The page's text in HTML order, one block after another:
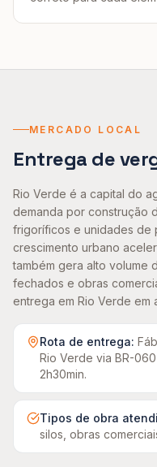
MERCADO LOCAL
Entrega de
Rio Verde é a capital do
demanda por construção
frigoríficos e unidades de
crescimento urbano
também gera alto volume
fechados e obras
entrega em Rio Verde em
Rota de entrega:
Rio Verde via BR-
2h30min.
Tipos de obra
silos, obras